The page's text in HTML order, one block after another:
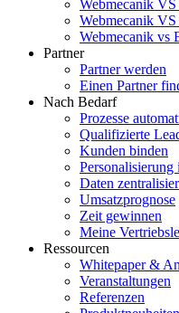
Webmecanik VS
Webmecanik
Webmecanik vs
Partner
Partner werden
Einen Partner
Nach Bedarf
Prozesse
Qualifizierte
Kunden binden
Daten
Umsatzprognose
Zeit gewinnen
Meine
Ressourcen
Whitepaper &
Veranstaltungen
Referenzen